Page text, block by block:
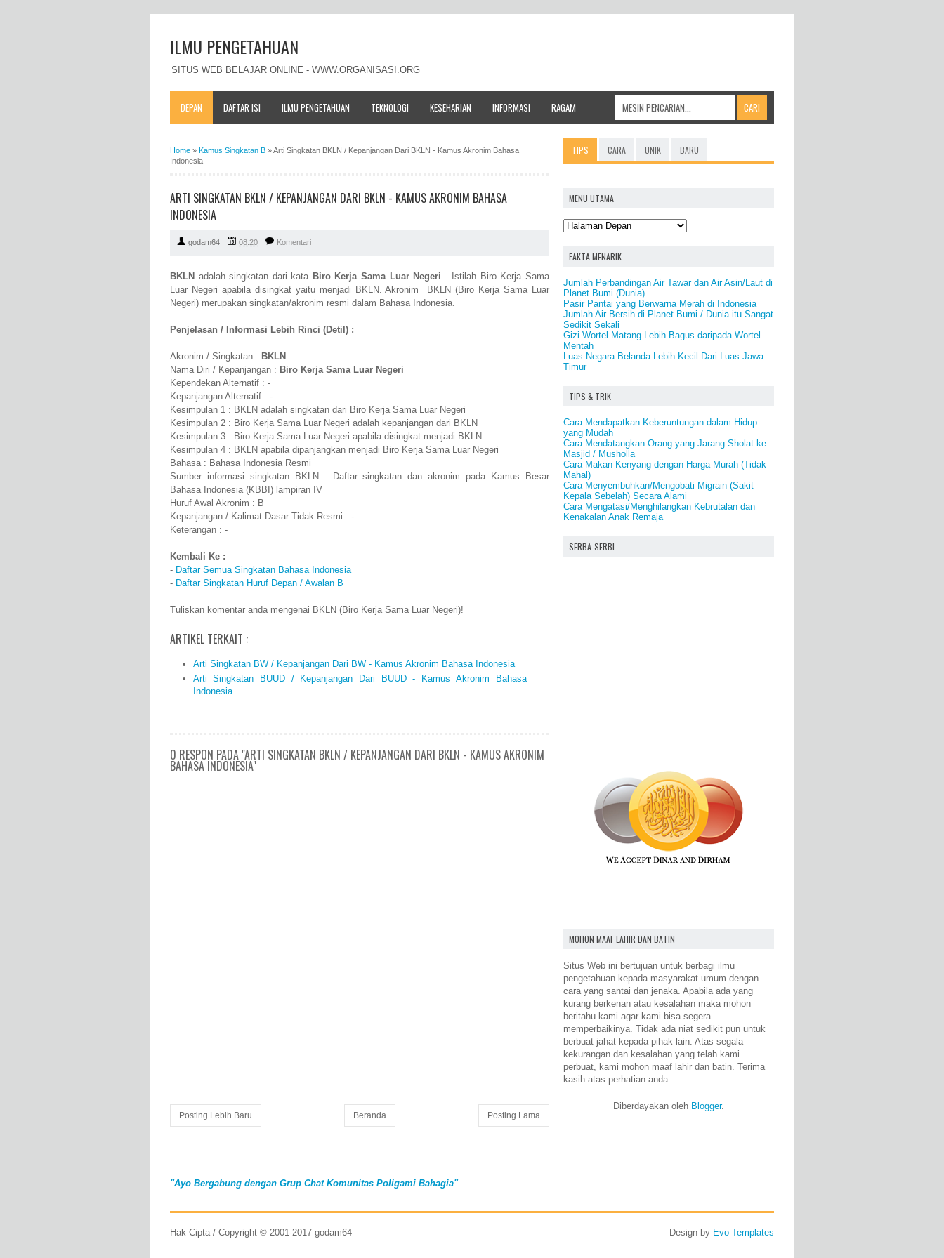
ILMU PENGETAHUAN
SITUS WEB BELAJAR ONLINE - WWW.ORGANISASI.ORG
DEPAN DAFTAR ISI ILMU PENGETAHUAN TEKNOLOGI KESEHARIAN INFORMASI RAGAM
Home » Kamus Singkatan B »Arti Singkatan BKLN / Kepanjangan Dari BKLN - Kamus Akronim Bahasa
Indonesia
ARTI SINGKATAN BKLN / KEPANJANGAN DARI BKLN - KAMUS AKRONIM BAHASA
INDONESIA
godam64 08:20 Komentari
BKLN adalah singkatan dari kata Biro Kerja Sama Luar Negeri. Istilah Biro Kerja Sama
Luar Negeri apabila disingkat yaitu menjadi BKLN. Akronim BKLN (Biro Kerja Sama Luar
Negeri) merupakan singkatan/akronim resmi dalam Bahasa Indonesia.
Penjelasan / Informasi Lebih Rinci (Detil) :
Akronim / Singkatan : BKLN
Nama Diri / Kepanjangan : Biro Kerja Sama Luar Negeri
Kependekan Alternatif : -
Kepanjangan Alternatif : -
Kesimpulan 1 : BKLN adalah singkatan dari Biro Kerja Sama Luar Negeri
Kesimpulan 2 : Biro Kerja Sama Luar Negeri adalah kepanjangan dari BKLN
Kesimpulan 3 : Biro Kerja Sama Luar Negeri apabila disingkat menjadi BKLN
Kesimpulan 4 : BKLN apabila dipanjangkan menjadi Biro Kerja Sama Luar Negeri
Bahasa : Bahasa Indonesia Resmi
Sumber informasi singkatan BKLN : Daftar singkatan dan akronim pada Kamus Besar
Bahasa Indonesia (KBBI) lampiran IV
Huruf Awal Akronim : B
Kepanjangan / Kalimat Dasar Tidak Resmi : -
Keterangan : -
Kembali Ke :
- Daftar Semua Singkatan Bahasa Indonesia
- Daftar Singkatan Huruf Depan / Awalan B
Tuliskan komentar anda mengenai BKLN (Biro Kerja Sama Luar Negeri)!
ARTIKEL TERKAIT :
Arti Singkatan BW / Kepanjangan Dari BW - Kamus Akronim Bahasa Indonesia
Arti Singkatan BUUD / Kepanjangan Dari BUUD - Kamus Akronim Bahasa
Indonesia
0 RESPON PADA "ARTI SINGKATAN BKLN / KEPANJANGAN DARI BKLN - KAMUS AKRONIM
BAHASA INDONESIA"
Posting Lebih Baru Posting Lama
Beranda
"Ayo Bergabung dengan Grup Chat Komunitas Poligami Bahagia"
TIPS CARA UNIK BARU
MENU UTAMA
FAKTA MENARIK
Jumlah Perbandingan Air Tawar dan Air Asin/Laut di
Planet Bumi (Dunia)
Pasir Pantai yang Berwarna Merah di Indonesia
Jumlah Air Bersih di Planet Bumi / Dunia itu Sangat
Sedikit Sekali
Gizi Wortel Matang Lebih Bagus daripada Wortel
Mentah
Luas Negara Belanda Lebih Kecil Dari Luas Jawa
Timur
TIPS & TRIK
Cara Mendapatkan Keberuntungan dalam Hidup
yang Mudah
Cara Mendatangkan Orang yang Jarang Sholat ke
Masjid / Musholla
Cara Makan Kenyang dengan Harga Murah (Tidak
Mahal)
Cara Menyembuhkan/Mengobati Migrain (Sakit
Kepala Sebelah) Secara Alami
Cara Mengatasi/Menghilangkan Kebrutalan dan
Kenakalan Anak Remaja
SERBA-SERBI
MOHON MAAF LAHIR DAN BATIN
Situs Web ini bertujuan untuk berbagi ilmu
pengetahuan kepada masyarakat umum dengan
cara yang santai dan jenaka. Apabila ada yang
kurang berkenan atau kesalahan maka mohon
beritahu kami agar kami bisa segera
memperbaikinya. Tidak ada niat sedikit pun untuk
berbuat jahat kepada pihak lain. Atas segala
kekurangan dan kesalahan yang telah kami
perbuat, kami mohon maaf lahir dan batin. Terima
kasih atas perhatian anda.
Diberdayakan oleh Blogger.
Hak Cipta / Copyright © 2001-2017 godam64 Design by Evo Templates